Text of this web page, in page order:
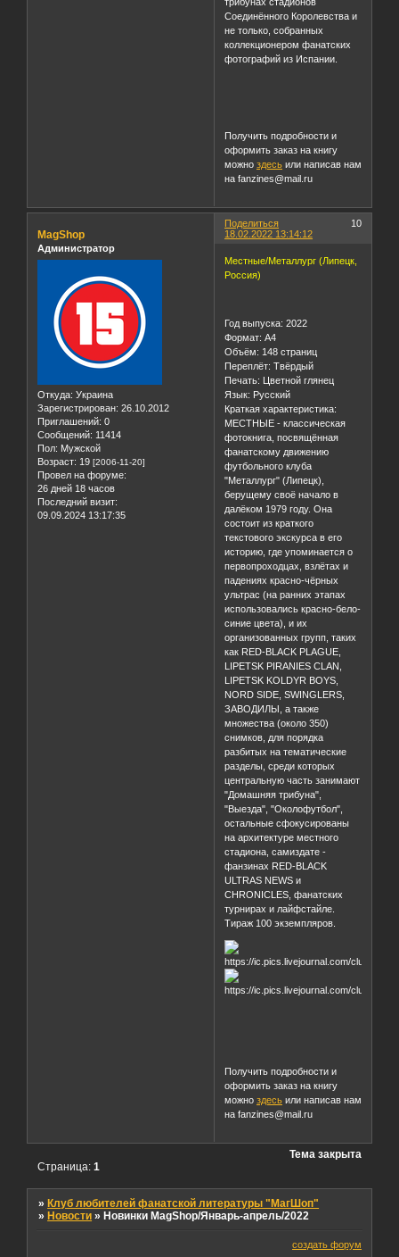
субкультур, и более 350
снимков, сделанных на
улицах, в барах и на
трибунах стадионов
Соединённого Королевства и
Получить подробности и
можноздесьили написав нам
на fanzines@mail.ru
Поделиться
10
18.02.2022 13:14:12
MagShop
Администратор
Откуда:Украина
Зарегистрирован
Приглашений:0
Сообщений:11414
Пол:Мужской
Возраст:19[2006-11-20]
Провел на форуме:
Россия)
Год выпуска: 2022
Формат: А4
Объём: 148 страниц
Переплёт: Твёрдый
Печать: Цветной глянец
Язык: Русский
Краткая характеристика:
МЕСТНЫЕ - классическая
фотокнига, посвящённая
фанатскому движению
футбольного клуба
"Металлург" (Липецк),
берущему своё начало в
далёком 1979 году. Она
состоит из краткого
текстового экскурса в его
историю, где упоминается о
первопроходцах, взлётах и
падениях красно-чёрных
ультрас (на ранних этапах
использовались красно-бело-
синие цвета), и их
организованных групп, таких
как RED-BLACK PLAGUE,
LIPETSK PIRANIES CLAN,
LIPETSK KOLDYR BOYS,
NORD SIDE, SWINGLERS,
ЗАВОДИЛЫ, а также
множества (около 350)
снимков, для порядка
разбитых на тематические
разделы, среди которых
центральную часть занимают
"Домашняя трибуна",
"Выезда", "Околофутбол",
остальные сфокусированы
на архитектуре местного
стадиона, самиздате -
фанзинах RED-BLACK
ULTRAS NEWS и
турнирах и лайфстайле.
Тираж 100 экземпляров.
Получить подробности и
оформить заказ на книгу